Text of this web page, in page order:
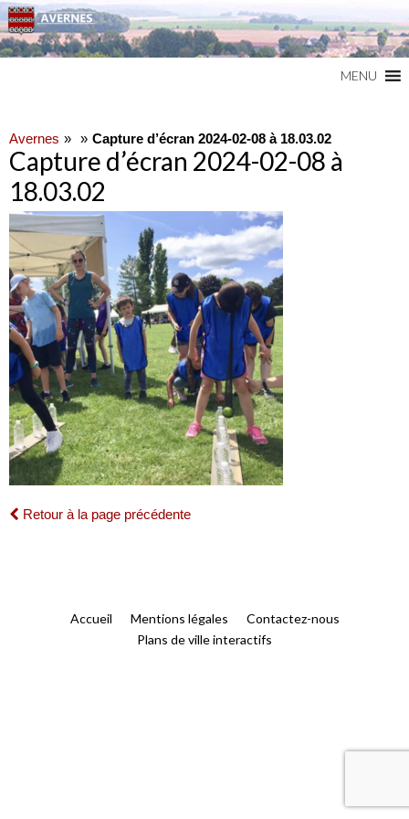
MENU
Avernes Capture d’écran 2024-02-08 à 18.03.02
Capture d’écran 2024-02-08 à
18.03.02
Retour à la page précédente
Accueil Mentions légales
Contactez-nous
Plans de ville interactifs